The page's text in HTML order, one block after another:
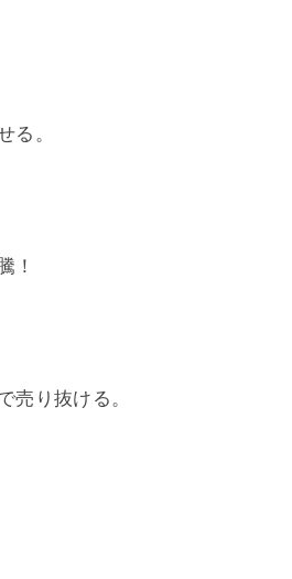
る。
！
売り抜ける。